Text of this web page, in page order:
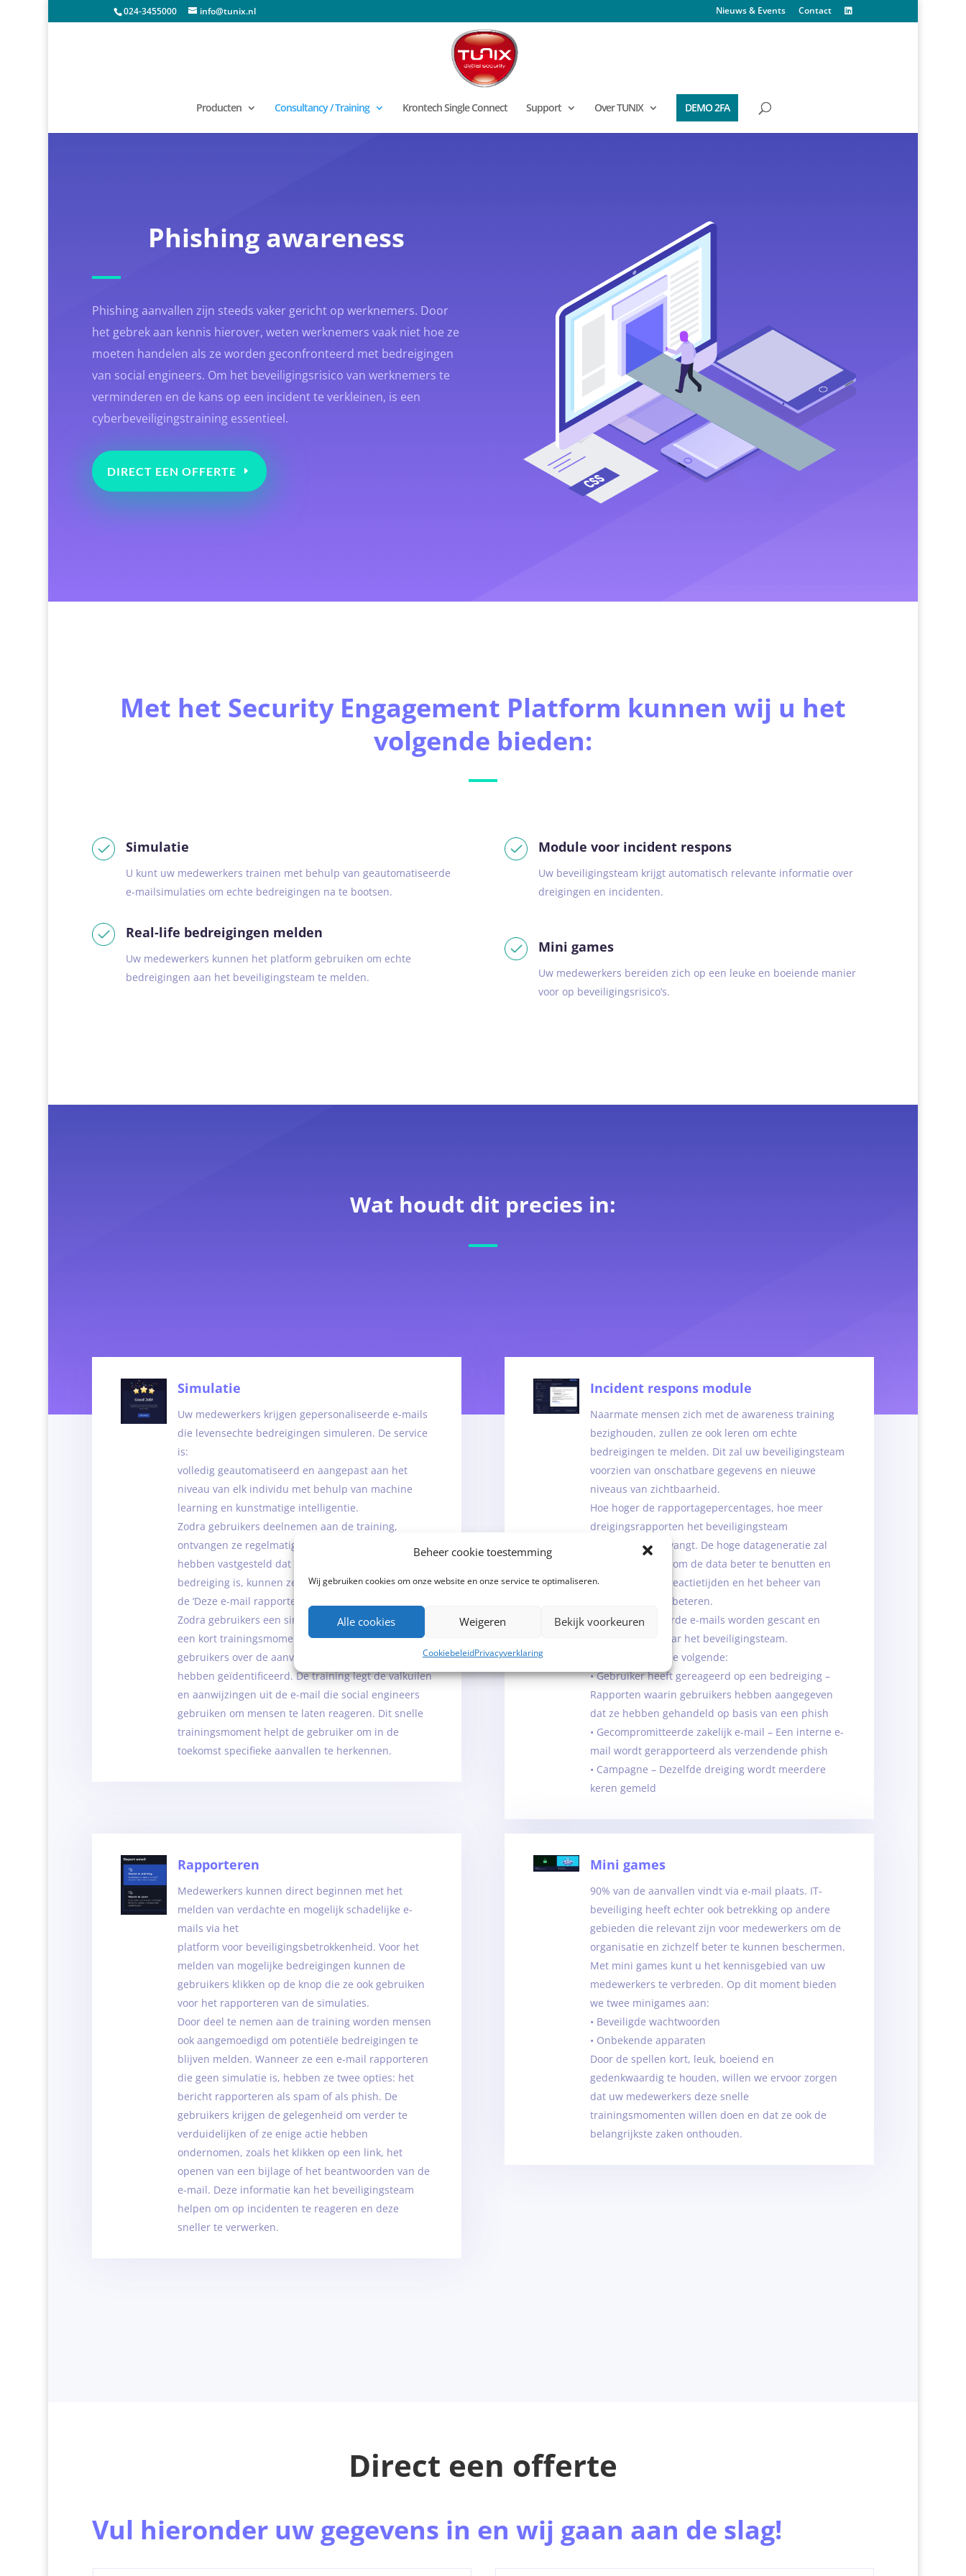
Beheer cookie toestemming
Wij gebruiken cookies om onze website en onze service te optimaliseren.
Alle cookies Weigeren Bekijk voorkeuren
CookiebeleidPrivacyverklaring
024-3455000 info@tunix.nl Nieuws & Events Contact
Producten Consultancy / Training Krontech Single Connect Support Over TUNIX DEMO 2FA
Phishing awareness
Phishing aanvallen zijn steeds vaker gericht op werknemers. Door
het gebrek aan kennis hierover, weten werknemers vaak niet hoe ze
moeten handelen als ze worden geconfronteerd met bedreigingen
van social engineers. Om het beveiligingsrisico van werknemers te
verminderen en de kans op een incident te verkleinen, is een
cyberbeveiligingstraining essentieel.
DIRECT EEN OFFERTE
Met het Security Engagement Platform kunnen wij u het
volgende bieden:
Simulatie
U kunt uw medewerkers trainen met behulp van geautomatiseerde
e-mailsimulaties om echte bedreigingen na te bootsen.
Real-life bedreigingen melden
Uw medewerkers kunnen het platform gebruiken om echte
bedreigingen aan het beveiligingsteam te melden.
Module voor incident respons
Uw beveiligingsteam krijgt automatisch relevante informatie over
dreigingen en incidenten.
Mini games
Uw medewerkers bereiden zich op een leuke en boeiende manier
voor op beveiligingsrisico’s.
Wat houdt dit precies in:
Simulatie
Uw medewerkers krijgen gepersonaliseerde e-mails
die levensechte bedreigingen simuleren. De service
is:
volledig geautomatiseerd en aangepast aan het
niveau van elk individu met behulp van machine
learning en kunstmatige intelligentie.
Zodra gebruikers deelnemen aan de training,
ontvangen ze regelmatig simulatie-e-mails. Zodra ze
hebben vastgesteld dat de e-mail een mogelijke
bedreiging is, kunnen ze dit melden met behulp van
de ‘Deze e-mail rapporteren’ knop.
Zodra gebruikers een simulatie melden, krijgen ze
een kort trainingsmoment. Deze training leert
gebruikers over de aanvalstypes die ze correct
hebben geïdentificeerd. De training legt de valkuilen
en aanwijzingen uit de e-mail die social engineers
gebruiken om mensen te laten reageren. Dit snelle
trainingsmoment helpt de gebruiker om in de
toekomst specifieke aanvallen te herkennen.
Incident respons module
Naarmate mensen zich met de awareness training
bezighouden, zullen ze ook leren om echte
bedreigingen te melden. Dit zal uw beveiligingsteam
voorzien van onschatbare gegevens en nieuwe
niveaus van zichtbaarheid.
Hoe hoger de rapportagepercentages, hoe meer
dreigingsrapporten het beveiligingsteam
automatisch ontvangt. De hoge datageneratie zal
het team helpen om de data beter te benutten en
bijvoorbeeld de reactietijden en het beheer van
incidenten te verbeteren.
Alle gerapporteerde e-mails worden gescant en
doorgestuurd naar het beveiligingsteam.
De triggers zijn de volgende:
• Gebruiker heeft gereageerd op een bedreiging –
Rapporten waarin gebruikers hebben aangegeven
dat ze hebben gehandeld op basis van een phish
• Gecompromitteerde zakelijk e-mail – Een interne e-
mail wordt gerapporteerd als verzendende phish
• Campagne – Dezelfde dreiging wordt meerdere
keren gemeld
Rapporteren
Medewerkers kunnen direct beginnen met het
melden van verdachte en mogelijk schadelijke e-
mails via het
platform voor beveiligingsbetrokkenheid. Voor het
melden van mogelijke bedreigingen kunnen de
gebruikers klikken op de knop die ze ook gebruiken
voor het rapporteren van de simulaties.
Door deel te nemen aan de training worden mensen
ook aangemoedigd om potentiële bedreigingen te
blijven melden. Wanneer ze een e-mail rapporteren
die geen simulatie is, hebben ze twee opties: het
bericht rapporteren als spam of als phish. De
gebruikers krijgen de gelegenheid om verder te
verduidelijken of ze enige actie hebben
ondernomen, zoals het klikken op een link, het
openen van een bijlage of het beantwoorden van de
e-mail. Deze informatie kan het beveiligingsteam
helpen om op incidenten te reageren en deze
sneller te verwerken.
Mini games
90% van de aanvallen vindt via e-mail plaats. IT-
beveiliging heeft echter ook betrekking op andere
gebieden die relevant zijn voor medewerkers om de
organisatie en zichzelf beter te kunnen beschermen.
Met mini games kunt u het kennisgebied van uw
medewerkers te verbreden. Op dit moment bieden
we twee minigames aan:
• Beveiligde wachtwoorden
• Onbekende apparaten
Door de spellen kort, leuk, boeiend en
gedenkwaardig te houden, willen we ervoor zorgen
dat uw medewerkers deze snelle
trainingsmomenten willen doen en dat ze ook de
belangrijkste zaken onthouden.
Direct een offerte
Vul hieronder uw gegevens in en wij gaan aan de slag!